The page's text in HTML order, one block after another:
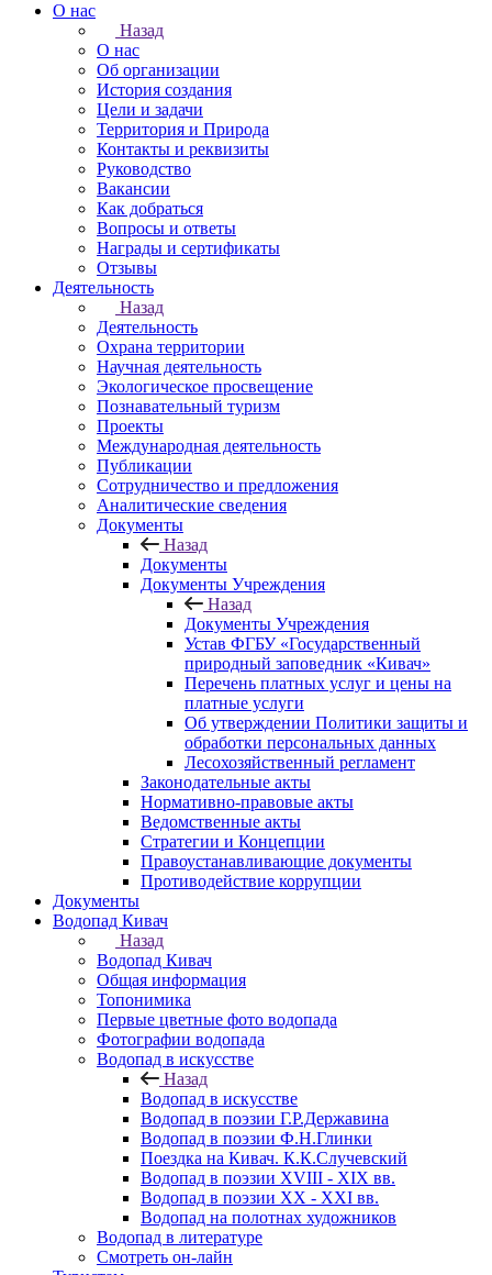
О нас
Назад
О нас
Об организации
История создания
Цели и задачи
Территория и Природа
Контакты и реквизиты
Руководство
Вакансии
Как добраться
Вопросы и ответы
Награды и сертификаты
Отзывы
Деятельность
Назад
Деятельность
Охрана территории
Научная деятельность
Экологическое просвещение
Познавательный туризм
Проекты
Международная деятельность
Публикации
Сотрудничество и предложения
Аналитические сведения
Документы
Назад
Документы
Документы Учреждения
Назад
Документы Учреждения
Устав ФГБУ «Государственный
природный заповедник «Кивач»
Перечень платных услуг и цены на
платные услуги
Об утверждении Политики защиты и
обработки персональных данных
Лесохозяйственный регламент
Законодательные акты
Нормативно-правовые акты
Ведомственные акты
Стратегии и Концепции
Правоустанавливающие документы
Противодействие коррупции
Документы
Водопад Кивач
Назад
Водопад Кивач
Общая информация
Топонимика
Первые цветные фото водопада
Фотографии водопада
Водопад в искусстве
Назад
Водопад в искусстве
Водопад в поэзии Г.Р.Державина
Водопад в поэзии Ф.Н.Глинки
Поездка на Кивач. К.К.Случевский
Водопад в поэзии XVIII - XIX вв.
Водопад в поэзии XX - XXI вв.
Водопад на полотнах художников
Водопад в литературе
Смотреть он-лайн